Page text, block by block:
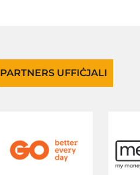
PARTNERS UFFIĊJALI